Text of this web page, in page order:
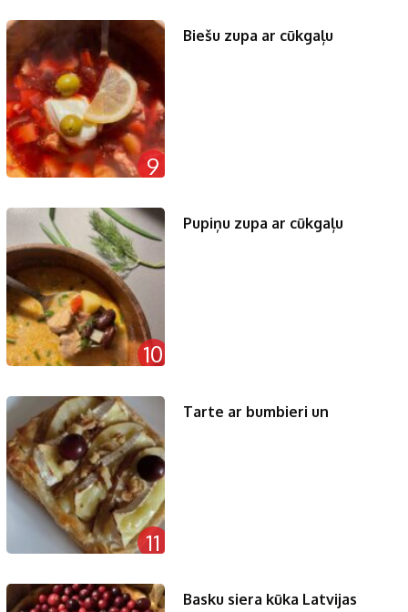
9
Biešu zupa ar cūkgaļu
10
Pupiņu zupa ar cūkgaļu
11
Tarte ar bumbieri un
Basku siera kūka Latvijas